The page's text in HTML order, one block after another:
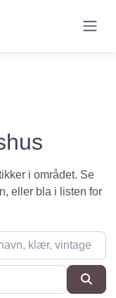
i området. Se
eller bla i listen for
klær, vintage, møbler